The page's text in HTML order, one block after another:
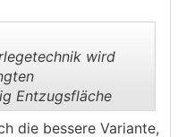
wird
Entzugsfläche
die bessere Variante,